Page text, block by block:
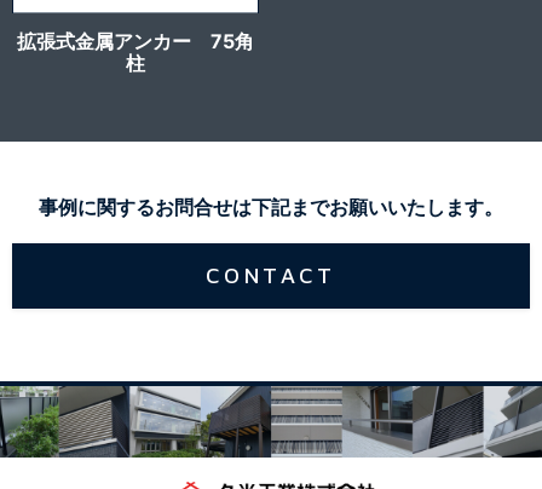
拡張式金属アンカー 75角
柱
事例に関するお問合せは下記までお願いいたします。
CONTACT